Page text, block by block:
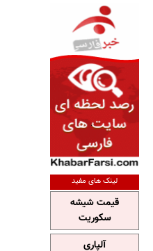
لینک های مفید
قیمت شیشه
سکوریت
آلپاری